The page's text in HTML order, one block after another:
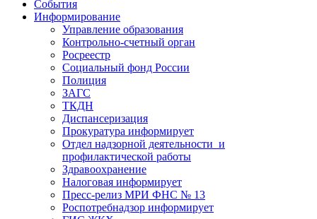
События
Информирование
Управление образования
Контрольно-счетный орган
Росреестр
Социальный фонд России
Полиция
ЗАГС
ТКДН
Диспансеризация
Прокуратура информирует
Отдел надзорной деятельности и
профилактической работы
Здравоохранение
Налоговая информирует
Пресс-релиз МРИ ФНС № 13
Роспотребнадзор информирует